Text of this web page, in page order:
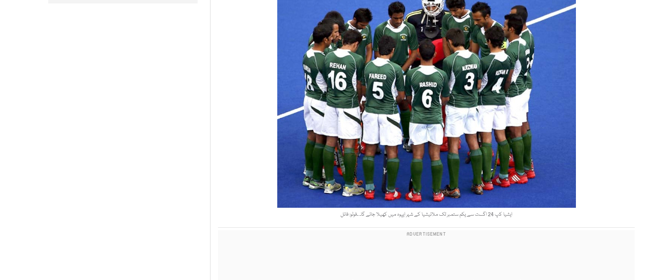
ایشیا کپ 24 اگست سے یکم ستمبر تک ملائیشیا کے شہر ایپوہ میں کھیلا جائے گا۔ ۔فوٹو: فائل